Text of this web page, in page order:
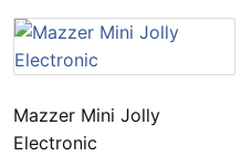
Mazzer Mini Jolly
Electronic